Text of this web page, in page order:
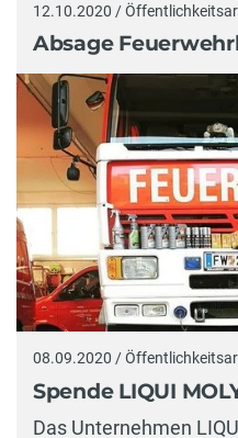
12.10.2020 /
Absage
08.09.2020 /
Spende LIQUI
Das Unternehmen